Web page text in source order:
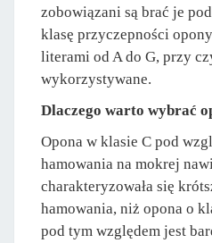
zobowiązani są brać je
klasę przyczepności
literami od A do G, przy
wykorzystywane.
Dlaczego warto wybrać
Opona w klasie C pod
hamowania na mokrej
charakteryzowała się
hamowania, niż opona o
pod tym względem jest